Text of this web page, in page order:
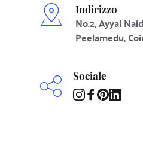
Indirizzo
No.2, Ayyal
Peelamedu,
Sociale